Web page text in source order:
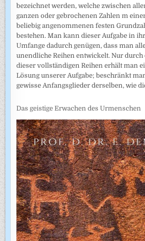
bezeichnet werden, welche zwischen
ganzen oder gebrochenen Zahlen m
beliebig angenommenen festen
bestehen. Man kann dieser Aufgabe in
Umfange dadurch genügen, dass man
unendliche Reihen entwickelt. Nur durch
dieser vollständigen Reihen erhält man
Lösung unserer Aufgabe; beschränkt
gewisse Anfangsglieder derselben, wie
Das geistige Erwachen des Urmenschen